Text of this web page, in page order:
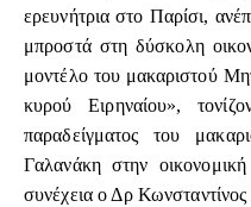
ερευνήτρια στο Παρίσι,
μπροστά στη δύσκολη
μοντέλο του μακαριστού
κυρού Ειρηναίου»,
παραδείγματος του
Γαλανάκη στην
συνέχεια ο Δρ